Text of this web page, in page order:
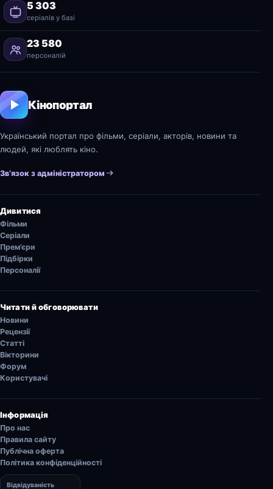
5 303
серіалів у базі
23 580
персоналій
Кінопортал
Український портал про фільми, серіали, акторів, новини та
людей, які люблять кіно.
Зв’язок з адміністратором
Дивитися
Фільми
Серіали
Прем’єри
Підбірки
Персоналії
Читати й обговорювати
Новини
Рецензії
Статті
Вікторини
Форум
Користувачі
Інформація
Про нас
Правила сайту
Публічна оферта
Політика конфіденційності
Відвідуваність